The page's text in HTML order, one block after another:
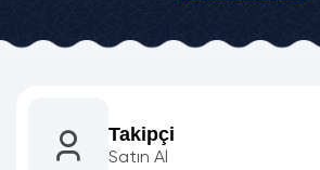
Takipçi
Satın Al